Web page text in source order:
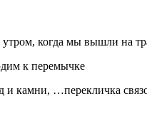
когда мы вышли на
к перемычке
и камни, …перекличка